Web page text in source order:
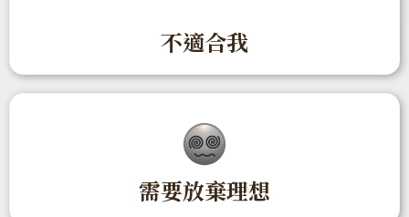
不適合我
需要放棄理想